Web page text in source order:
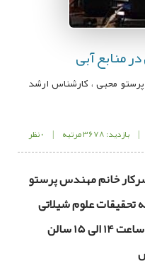
منابع آبی
محبی ، کارشناس ارشد
| بازدید: 3678 مرتبه | 0 نظر
خانم مهندس پرستو
علوم شیلاتی
کشور- دوشنبه 1393/10/29 ساعت 14 الی 15 سالن